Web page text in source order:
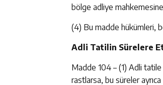
bölge adliye
(4) Bu madde hükümleri,
Adli Tatilin Sürelere
Madde 104 – (1) Adli
rastlarsa, bu süreler